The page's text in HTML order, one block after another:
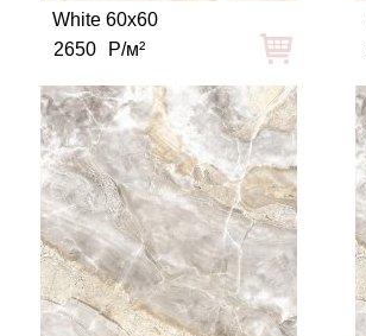
White 60x60
2650
Р/м²